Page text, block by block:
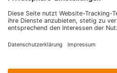
Veranstaltungen